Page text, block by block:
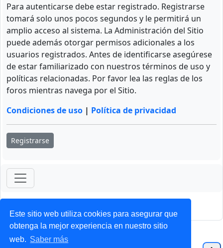
Este sitio web utiliza cookies para asegurar que
obtenga la mejor experiencia en nuestro sitio
web. Saber más
Para autenticarse debe estar registrado. Registrarse
tomará solo unos pocos segundos y le permitirá un
amplio acceso al sistema. La Administración del Sitio
puede además otorgar permisos adicionales a los
usuarios registrados. Antes de identificarse asegúrese
de estar familiarizado con nuestros términos de uso y
políticas relacionadas. Por favor lea las reglas de los
foros mientras navega por el Sitio.
Condiciones de uso | Política de privacidad
Registrarse
ForoClub 2025
Privacidad| Condiciones